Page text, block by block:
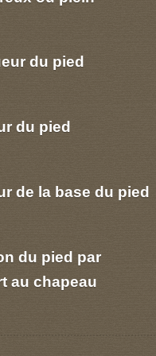
du pied
du pied
de la base du pied
du pied par
au chapeau